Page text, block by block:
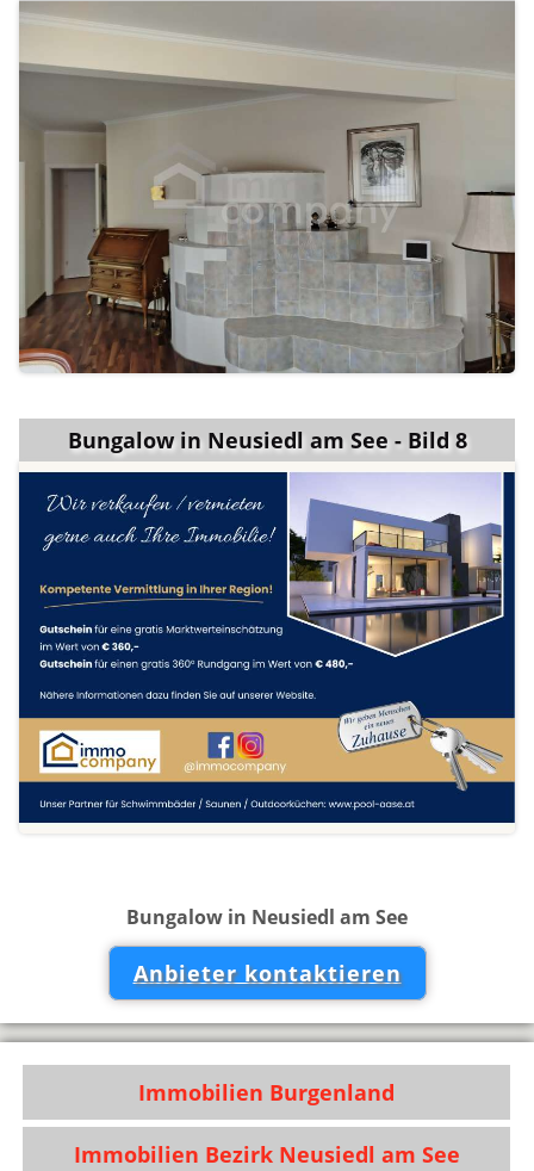
Bungalow in Neusiedl am See - Bild 8
Bungalow in Neusiedl am See
Anbieter kontaktieren
Immobilien Burgenland
Immobilien Bezirk Neusiedl am See